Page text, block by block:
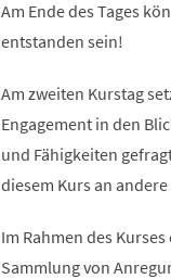
Am Ende des Tages
entstanden sein!
Am zweiten Kurstag
Engagement in den
und Fähigkeiten
diesem Kurs an
Im Rahmen des
Sammlung von